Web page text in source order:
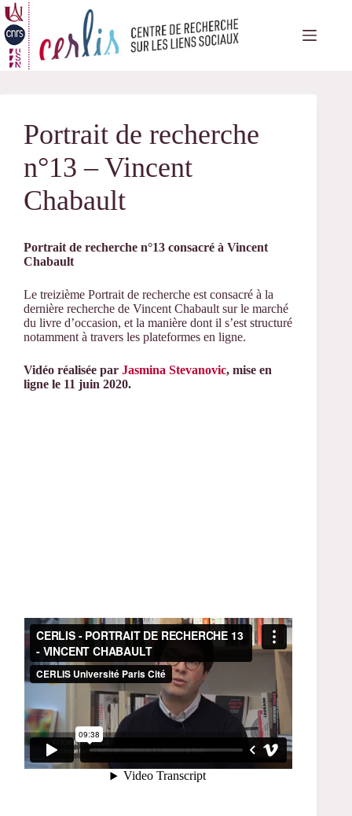
Passer
au
contenu
Portrait de recherche
n°13 – Vincent
Chabault
Portrait de recherche n°13 consacré à Vincent
Chabault
Le treizième Portrait de recherche est consacré à la
dernière recherche de Vincent Chabault sur le marché
du livre d’occasion, et la manière dont il s’est structuré
notamment à travers les plateformes en ligne.
Vidéo réalisée par Jasmina Stevanovic, mise en
ligne le 11 juin 2020.